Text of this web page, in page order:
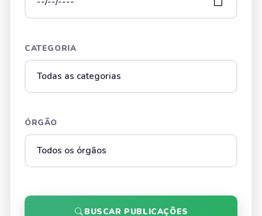
CATEGORIA
ÓRGÃO
BUSCAR PUBLICAÇÕES